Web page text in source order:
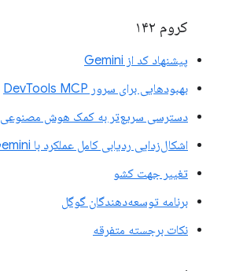
کروم ۱۴۲
پیشنهاد کد از Gemini
بهبودهایی برای سرور DevTools MCP
دسترسی سریع‌تر به کمک هوش مصنوعی
اشکال‌زدایی ردیابی کامل عملکرد با Gemini
تغییر جهت کشو
برنامه توسعه‌دهندگان گوگل
نکات برجسته متفرقه